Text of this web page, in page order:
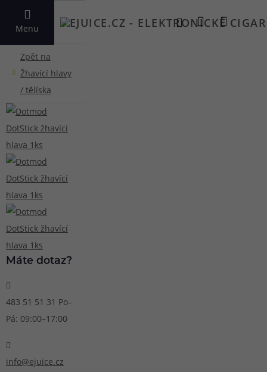
Menu
VYHLEDAT
Máte dotaz?
483 51 51 31 Po–
Pá: 09:00–17:00
info@ejuice.cz